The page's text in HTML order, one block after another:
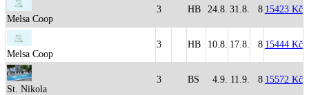
Melsa Coop
3 HB 24.8. 31.8. 8 15423 Kč
Melsa Coop
3 HB 10.8. 17.8. 8 15444 Kč
St. Nikola
3 BS 4.9. 11.9. 8 15572 Kč